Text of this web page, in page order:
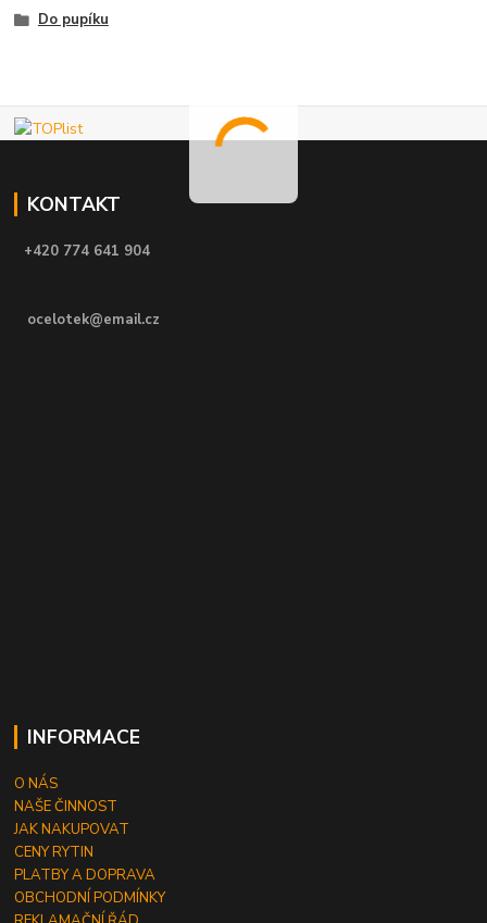
Do pupíku
KONTAKT
+420 774 641 904
ocelotek@email.cz
INFORMACE
O NÁS
NAŠE ČINNOST
JAK NAKUPOVAT
CENY RYTIN
PLATBY A DOPRAVA
OBCHODNÍ PODMÍNKY